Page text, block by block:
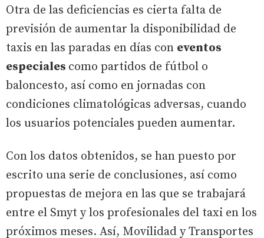
Otra de las deficiencias es cierta falta de
previsión de aumentar la disponibilidad de
taxis en las paradas en días con eventos
especiales como partidos de fútbol o
baloncesto, así como en jornadas con
condiciones climatológicas adversas, cuando
los usuarios potenciales pueden aumentar.
Con los datos obtenidos, se han puesto por
escrito una serie de conclusiones, así como
propuestas de mejora en las que se trabajará
entre el Smyt y los profesionales del taxi en los
próximos meses. Así, Movilidad y Transportes